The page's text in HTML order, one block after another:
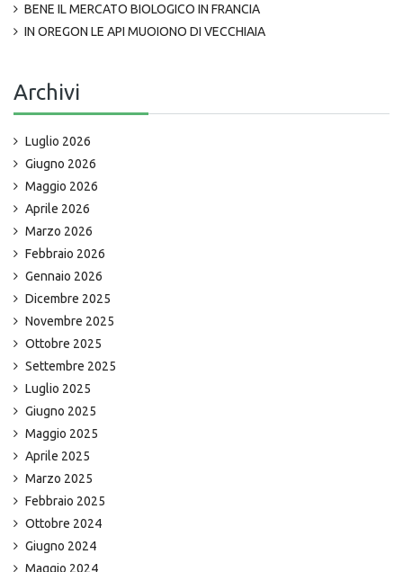
BENE IL MERCATO BIOLOGICO IN FRANCIA
IN OREGON LE API MUOIONO DI VECCHIAIA
Archivi
Luglio 2026
Giugno 2026
Maggio 2026
Aprile 2026
Marzo 2026
Febbraio 2026
Gennaio 2026
Dicembre 2025
Novembre 2025
Ottobre 2025
Settembre 2025
Luglio 2025
Giugno 2025
Maggio 2025
Aprile 2025
Marzo 2025
Febbraio 2025
Ottobre 2024
Giugno 2024
Maggio 2024